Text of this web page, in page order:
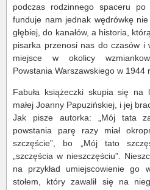
podczas rodzinnego spaceru po
funduje nam jednak wędrówkę
głębiej, do kanałów, a historia,
pisarka przenosi nas do czasów i
miejsce w okolicy
Powstania Warszawskiego w 1944
Fabuła książeczki skupia się
małej Joanny Papuzińskiej, i jej
Jak pisze autorka: „Mój tata
powstania parę razy miał
szczęście”, bo „Mój tato
„szczęścia w nieszczęściu”.
na przykład umiejscowienie go
stołem, który zawalił się na